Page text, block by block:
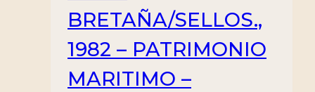
BRETAÑA/SELLOS.,
1982 – PATRIMONIO
MARITIMO –